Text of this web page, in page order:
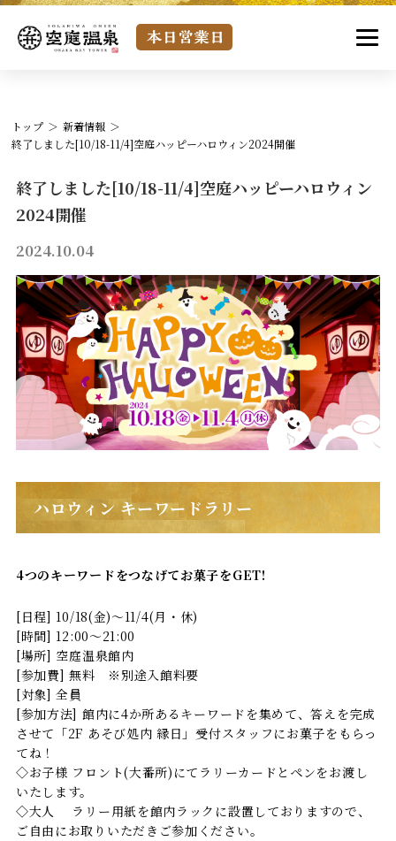
トップ
新着情報
終了しました[10/18-11/4]空庭ハッピーハロウィン2024開催
終了しました[10/18-11/4]空庭ハッピーハロウィン
2024開催
2024.10.04
ハロウィン キーワードラリー
4つのキーワードをつなげてお菓子をGET!
[日程] 10/18(金)～11/4(月・休)
[時間] 12:00～21:00
[場所] 空庭温泉館内
[参加費] 無料 ※別途入館料要
[対象] 全員
[参加方法] 館内に4か所あるキーワードを集めて、答えを完成
させて「2F あそび処内 縁日」受付スタッフにお菓子をもらっ
てね！
◇お子様 フロント(大番所)にてラリーカードとペンをお渡し
いたします。
◇大人 ラリー用紙を館内ラックに設置しておりますので、
ご自由にお取りいただきご参加ください。